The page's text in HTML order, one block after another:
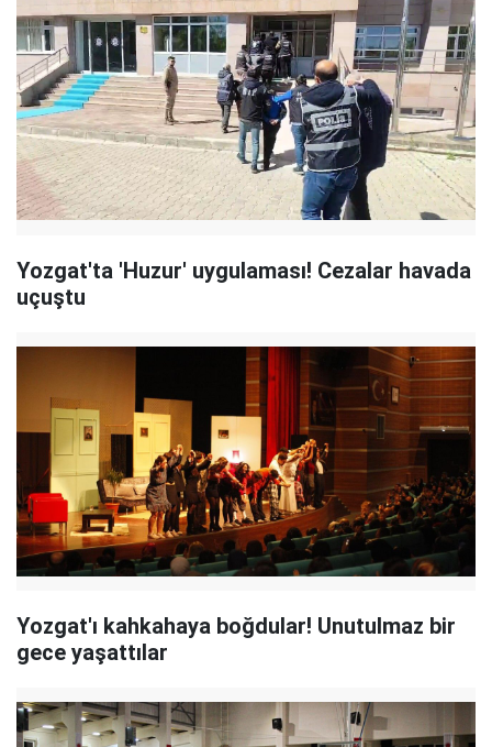
Yozgat'ta 'Huzur' uygulaması! Cezalar havada
uçuştu
Yozgat'ı kahkahaya boğdular! Unutulmaz bir
gece yaşattılar